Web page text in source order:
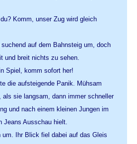
Komm, unser Zug wird gleich
auf dem Bahnsteig um, doch
und breit nichts zu sehen.
Spiel, komm sofort her!
die aufsteigende Panik. Mühsam
als sie langsam, dann immer schneller
und nach einem kleinen Jungen im
Jeans Ausschau hielt.
Ihr Blick fiel dabei auf das Gleis 